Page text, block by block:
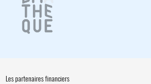
Les partenaires financiers